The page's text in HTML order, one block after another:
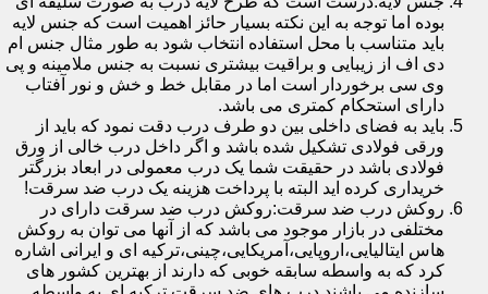
بوده اما توجه به این نکته بسیار حائز اهمیت است که جنس لایه
باید متناسب با محل استفاده انتخاب شود به طور مثال جنس ام
دی اف از زیبایی و براقیت بیشتری نسبت به جنس ملامینه و پی
وی سی برخوردار است اما در مقابل خط و خش و نور آفتاب
دارای استحکام کمتری می باشد.
باید به فضای داخلی بین دو طرف درب دقت نمود که باید از
ورقی فولادی تشکیل شده باشد و اگر داخل درب خالی از ورق
فولادی باشد در حقیقت شما یک درب معمولی در ابعاد بزرگتر
خریداری کرده اید البته با پرداخت هزینه یک درب ضد سرقت!
روکش درب ضد سرقت:روکش درب ضد سرقت دارای در
مختلفی در بازار موجود می باشد که از آنها می توان به روکش
هاس ایتالیایی،اروپایی،آمریکایی،چینی،ترکیه ای و ایرانی اشاره
کرد که به واسطه سابقه خوبی که دارند از بهترین کشور های